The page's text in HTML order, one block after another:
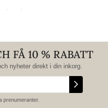
FÅ 10 % RABATT
nyheter direkt i din inkorg.
prenumeranter.